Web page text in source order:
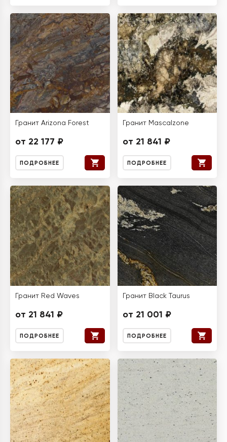
Гранит Arizona Forest
от 22 177 ₽
ПОДРОБНЕЕ
Гранит Mascalzone
от 21 841 ₽
ПОДРОБНЕЕ
Гранит Red Waves
от 21 841 ₽
ПОДРОБНЕЕ
Гранит Black Taurus
от 21 001 ₽
ПОДРОБНЕЕ